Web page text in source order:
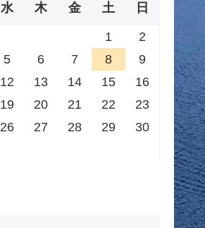
水 木 金 土 日
1
2
5 6 7 8
9
12 13 14 15
16
19 20 21 22
23
26 27 28 29
30